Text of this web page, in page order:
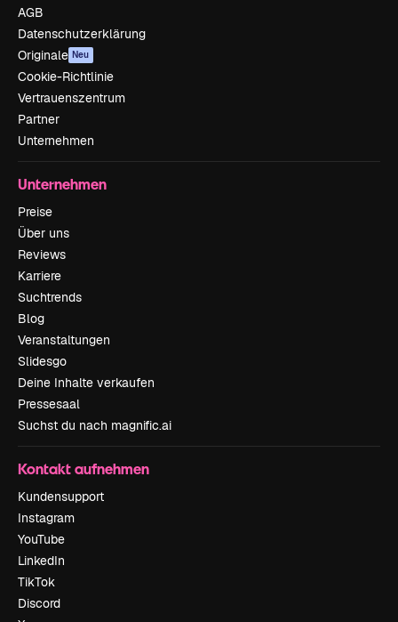
AGB
Datenschutzerklärung
Originale Neu
Cookie-Richtlinie
Vertrauenszentrum
Partner
Unternehmen
Unternehmen
Preise
Über uns
Reviews
Karriere
Suchtrends
Blog
Veranstaltungen
Slidesgo
Deine Inhalte verkaufen
Pressesaal
Suchst du nach magnific.ai
Kontakt aufnehmen
Kundensupport
Instagram
YouTube
LinkedIn
TikTok
Discord